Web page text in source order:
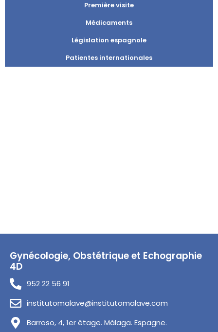
Première visite
Médicaments
Législation espagnole
Patientes internationales
Gynécologie, Obstétrique et Echographie
4D
952 22 56 91
institutomalave@institutomalave.com
Barroso, 4, 1er étage. Málaga. Espagne.